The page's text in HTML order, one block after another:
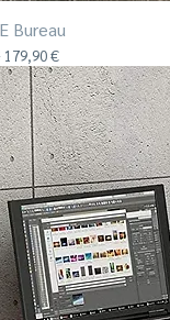
Bureau
Prix promotionnel
179,90 €